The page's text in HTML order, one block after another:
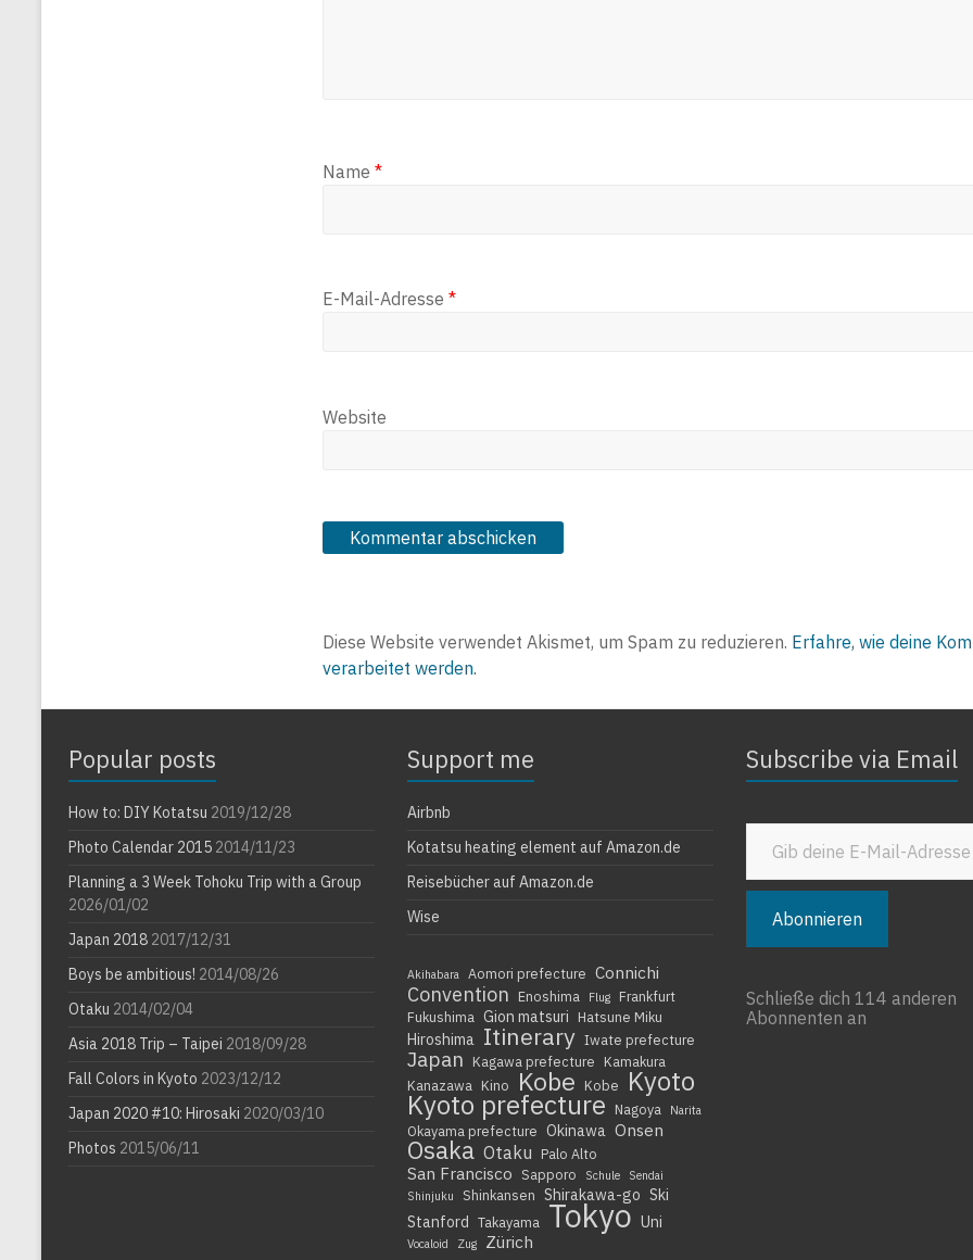
Name *
E-Mail-Adresse *
Website
Diese Website verwendet Akismet, um Spam zu reduzieren. Erfahre, wie deine
verarbeitet werden.
Popular posts
How to: DIY Kotatsu 2019/12/28
Photo Calendar 2015 2014/11/23
Planning a 3 Week Tohoku Trip with a Group
2026/01/02
Japan 2018 2017/12/31
Boys be ambitious! 2014/08/26
Otaku 2014/02/04
Asia 2018 Trip – Taipei 2018/09/28
Fall Colors in Kyoto 2023/12/12
Japan 2020 #10: Hirosaki 2020/03/10
Photos 2015/06/11
Support me
Airbnb
Kotatsu heating element auf Amazon.de
Reisebücher auf Amazon.de
Wise
Akihabara Aomori prefecture Connichi
Convention Enoshima Flug
Frankfurt
Fukushima Gion matsuri Hatsune Miku
Hiroshima Itinerary Iwate prefecture
Japan Kagawa prefecture
Kamakura
Kanazawa
Kino Kobe Kobe Kyoto
Kyoto prefecture Nagoya Narita
Okayama prefecture Okinawa Onsen
Osaka Otaku Palo Alto
San Francisco Sapporo Schule
Sendai
Shinjuku
Shinkansen Shirakawa-go Ski
Stanford Takayama Tokyo Uni
Vocaloid Zug Zürich
Subscribe via Email
Gib deine E-Mail-Adresse ein ...
Abonnieren
Schließe dich 114 anderen
Abonnenten an